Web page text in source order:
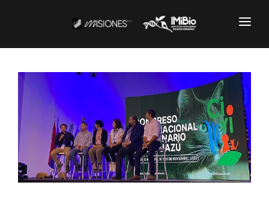
CARTOGRAFÍA
DOCUMENTOS INSTITUCIONALES
EL IMIBIO
NOTICIAS